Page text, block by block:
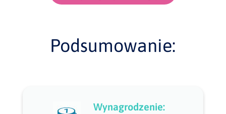
Podsumowanie:
Wynagrodzenie: